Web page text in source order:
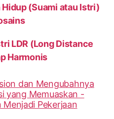
(Suami atau Istri)
LDR (Long Distance
Harmonis